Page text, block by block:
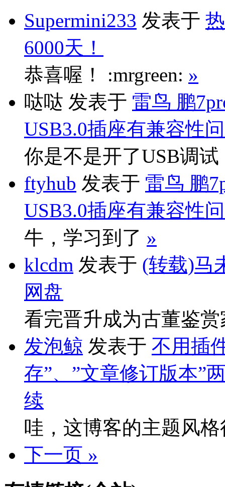
Supermini233 发表于
6000天！
恭喜喔！ :mrgreen: »
哒哒 发表于 雷鸟 鹏
USB3.0插座有兼容性
你是不是开了USB调
ftyhub 发表于 雷鸟 鹏
USB3.0插座有兼容性
牛，学习到了 »
klcdm 发表于 (转载)马
网盘
看完晋升成为古董鉴
发泡鲸 发表于 不用插
存”、”文章修订版本”
续
哇，这博客的主题风
下一页 »